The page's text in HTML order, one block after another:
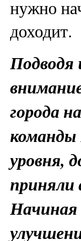
нужно
доходит.
Подводя
города
команды
уровня,
приняли
Начиная